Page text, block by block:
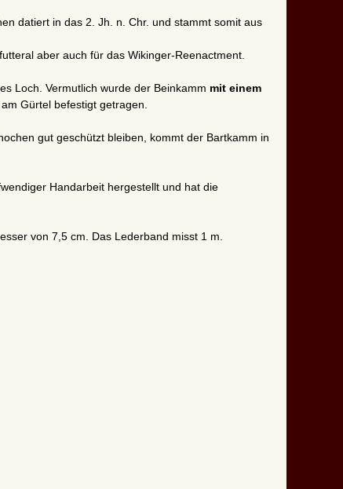
datiert in das 2. Jh. n. Chr. und stammt somit aus
aber auch für das Wikinger-Reenactment.
Loch. Vermutlich wurde der Beinkamm mit einem
Gürtel befestigt getragen.
gut geschützt bleiben, kommt der Bartkamm in
Handarbeit hergestellt und hat die
von 7,5 cm. Das Lederband misst 1 m.